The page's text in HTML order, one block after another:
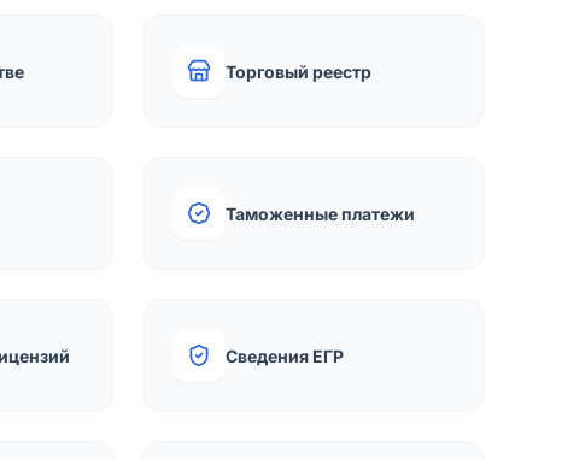
Торговый реестр
Таможенные платежи
Сведения ЕГР